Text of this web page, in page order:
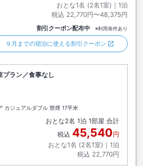
おとな1名 (2名1室)｜ 1泊
税込 22,770円〜48,375円
割引クーポン配布中 ※利用条件あり
９月までの宿泊に使える割引クーポン
プラン／食事なし
アウト
カジュアルダブル 禁煙 17平米
おとな2名 1泊 1部屋 合計
税込 45,540円
おとな1名 (2名1室)｜ 1泊
税込 22,770円